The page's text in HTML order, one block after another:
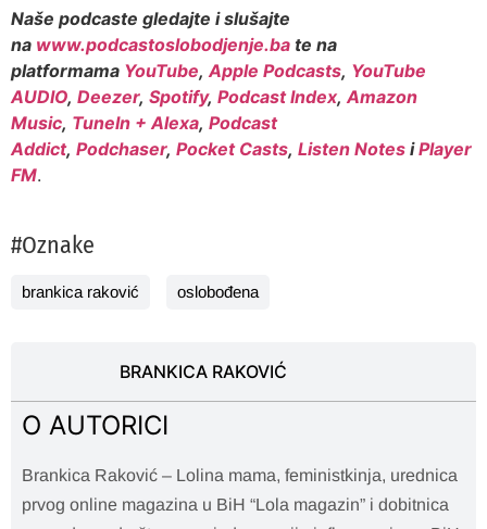
Naše podcaste gledajte i slušajte
na www.podcastoslobodjenje.ba te na
platformama YouTube,Apple Podcasts, YouTube
AUDIO, Deezer, Spotify, Podcast Index,Amazon
Music, TuneIn + Alexa, Podcast
Addict, Podchaser, Pocket Casts, Listen Notes iPlayer
FM.
#Oznake
brankica raković oslobođena
BRANKICA RAKOVIĆ
O AUTORICI
Brankica Raković – Lolina mama, feministkinja, urednica
prvog online magazina u BiH “Lola magazin” i dobitnica